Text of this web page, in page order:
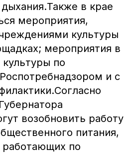
в крае
мероприятия,
культуры
мероприятия в
по
и с
возобновить работу
питания,
по